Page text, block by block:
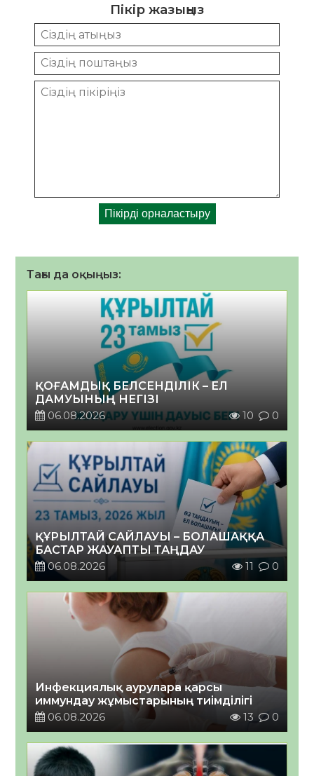
Пікір жазыңыз
Тағы да оқыңыз:
ҚОҒАМДЫҚ БЕЛСЕНДІЛІК – ЕЛ
ДАМУЫНЫҢ НЕГІЗІ
06.08.2026
10 0
ҚҰРЫЛТАЙ САЙЛАУЫ – БОЛАШАҚҚА
БАСТАР ЖАУАПТЫ ТАҢДАУ
06.08.2026
11 0
Инфекциялық ауруларға қарсы
иммундау жұмыстарының тиімділігі
06.08.2026
13 0